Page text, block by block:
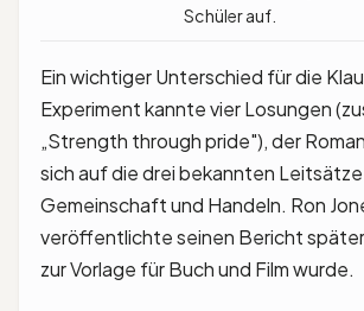
Schüler auf.
Ein wichtiger Unterschied für die
Experiment kannte vier Losungen
„Strength through pride"), der
sich auf die drei bekannten Leitsätze
Gemeinschaft und Handeln. Ron
veröffentlichte seinen Bericht später
zur Vorlage für Buch und Film wurde.